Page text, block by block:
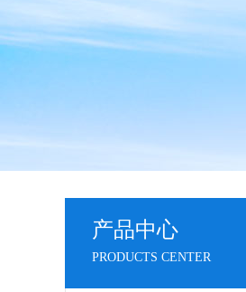
产品中心
PRODUCTS CENTER